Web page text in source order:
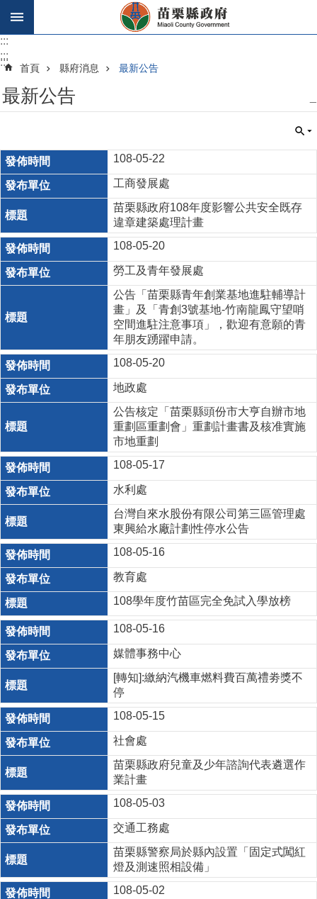
跳到主要內容區塊
:::
:::
::: 首頁 縣府消息 最新公告
最新公告
108-05-22
工商發展處
苗栗縣政府108年度影響公共安全既存
違章建築處理計畫
108-05-20
勞工及青年發展處
公告「苗栗縣青年創業基地進駐輔導計
畫」及「青創3號基地-竹南龍鳳守望哨
空間進駐注意事項」，歡迎有意願的青
年朋友踴躍申請。
108-05-20
地政處
公告核定「苗栗縣頭份市大亨自辦市地
重劃區重劃會」重劃計畫書及核准實施
市地重劃
108-05-17
水利處
台灣自來水股份有限公司第三區管理處
東興給水廠計劃性停水公告
108-05-16
教育處
108學年度竹苗區完全免試入學放榜
108-05-16
媒體事務中心
[轉知]:繳納汽機車燃料費百萬禮劵獎不
停
108-05-15
社會處
苗栗縣政府兒童及少年諮詢代表遴選作
業計畫
108-05-03
交通工務處
苗栗縣警察局於縣內設置「固定式闖紅
燈及測速照相設備」
108-05-02